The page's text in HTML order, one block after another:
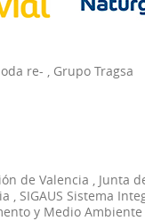
re- , Grupo Tragsa
de Valencia , Junta
, SIGAUS Sistema
y Medio Ambiente